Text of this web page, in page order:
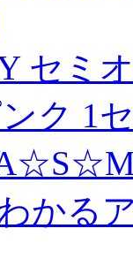
セミ
ク 1
かる